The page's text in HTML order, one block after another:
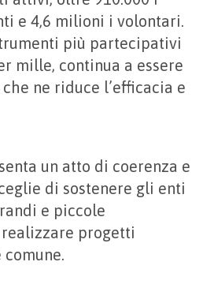
e 4,6 milioni i volontari.
più partecipativi
mille, continua a essere
ne riduce l’efficacia e
un atto di coerenza e
di sostenere gli enti
e piccole
progetti